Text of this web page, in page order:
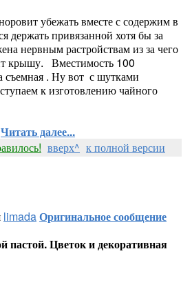
убежать вместе с содержим в
держать привязанной хотя бы за
нервным растройствам из за чего
крышу. Вместимость 100
съемная . Ну вот с шутками
к изготовлению чайного
Читать далее...
вверх^ к полной версии
limadaОригинальное сообщение
пастой. Цветок и декоративная